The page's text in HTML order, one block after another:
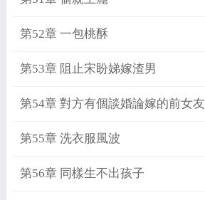
第52章 一包桃酥
第53章 阻止宋盼娣嫁渣男
第54章 對方有個談婚論嫁的前女友
第55章 洗衣服風波
第56章 同樣生不出孩子